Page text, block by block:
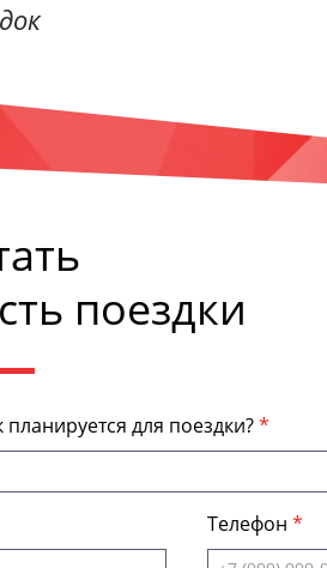
поездки
для поездки?
Телефон